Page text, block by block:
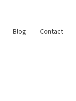
Blog Contact